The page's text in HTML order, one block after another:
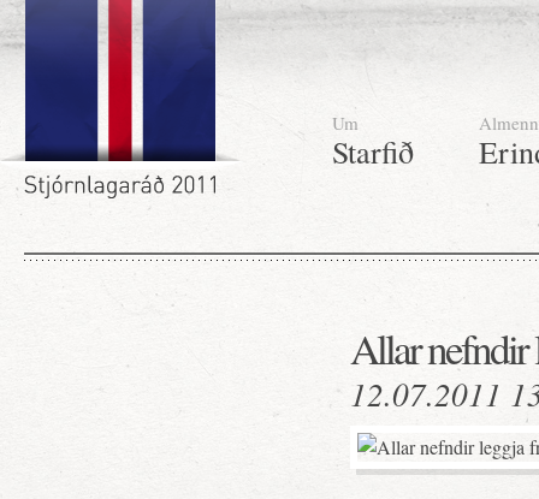
Um
Starfið
Almenn
Allar nefndir
12.07.2011